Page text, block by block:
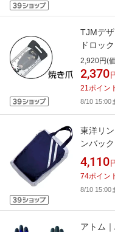
TJMデ
ドロッ
55BL
2,920円(
2,370
21ポイン
8/10 15:00
東洋リ
ンバッ
4,110
74ポイン
8/10 15:00
アトム